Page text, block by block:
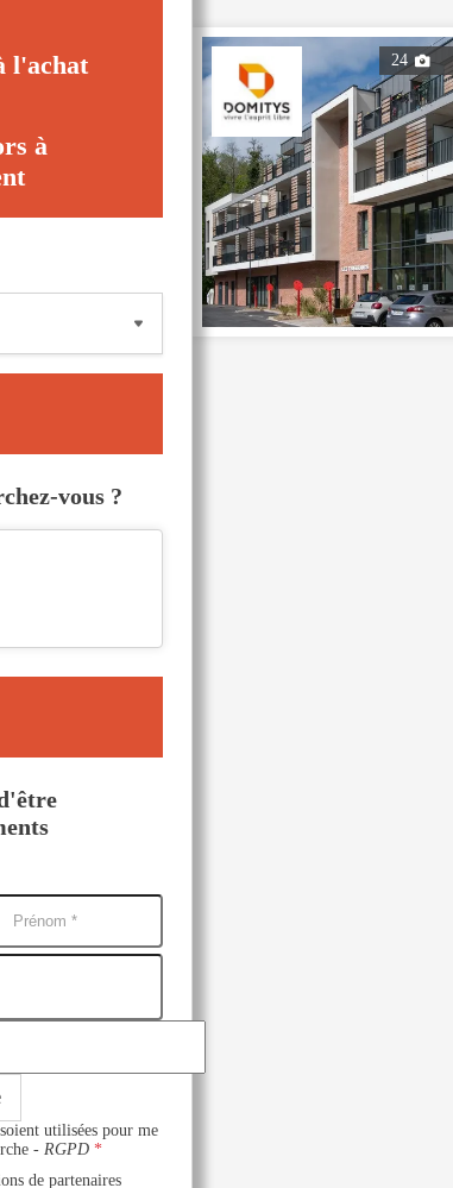
24
l'achat
à
vous ?
utilisées pour me
-RGPD
de partenaires